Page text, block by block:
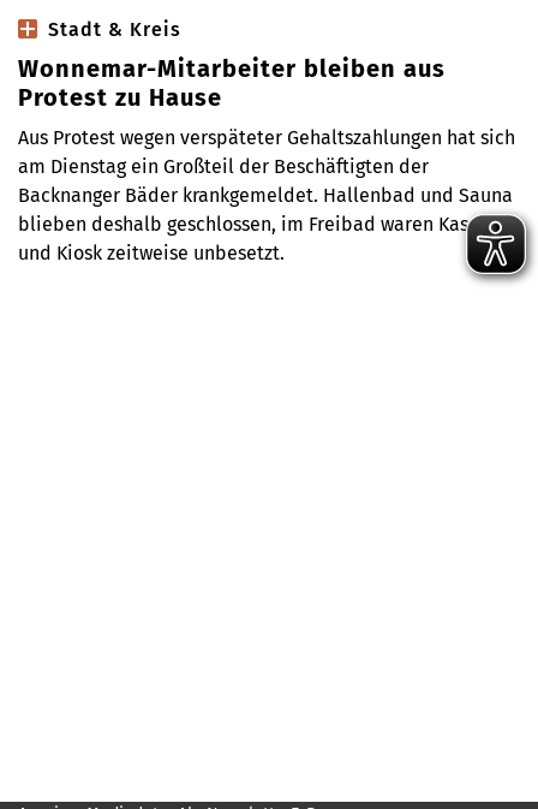
Stadt & Kreis
Wonnemar-Mitarbeiter bleiben aus
Protest zu Hause
Aus Protest wegen verspäteter Gehaltszahlungen hat sich
am Dienstag ein Großteil der Beschäftigten der
Backnanger Bäder krankgemeldet. Hallenbad und Sauna
blieben deshalb geschlossen, im Freibad waren Kassen
und Kiosk zeitweise unbesetzt.